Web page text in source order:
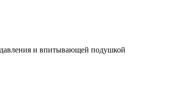
и впитывающей подушкой